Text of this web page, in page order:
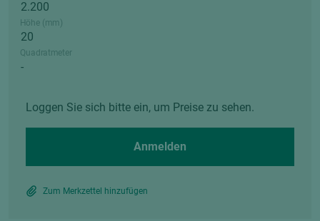
Höhe (mm)
Quadratmeter
Loggen Sie sich bitte ein, um Preise zu sehen.
Anmelden
Zum Merkzettel hinzufügen